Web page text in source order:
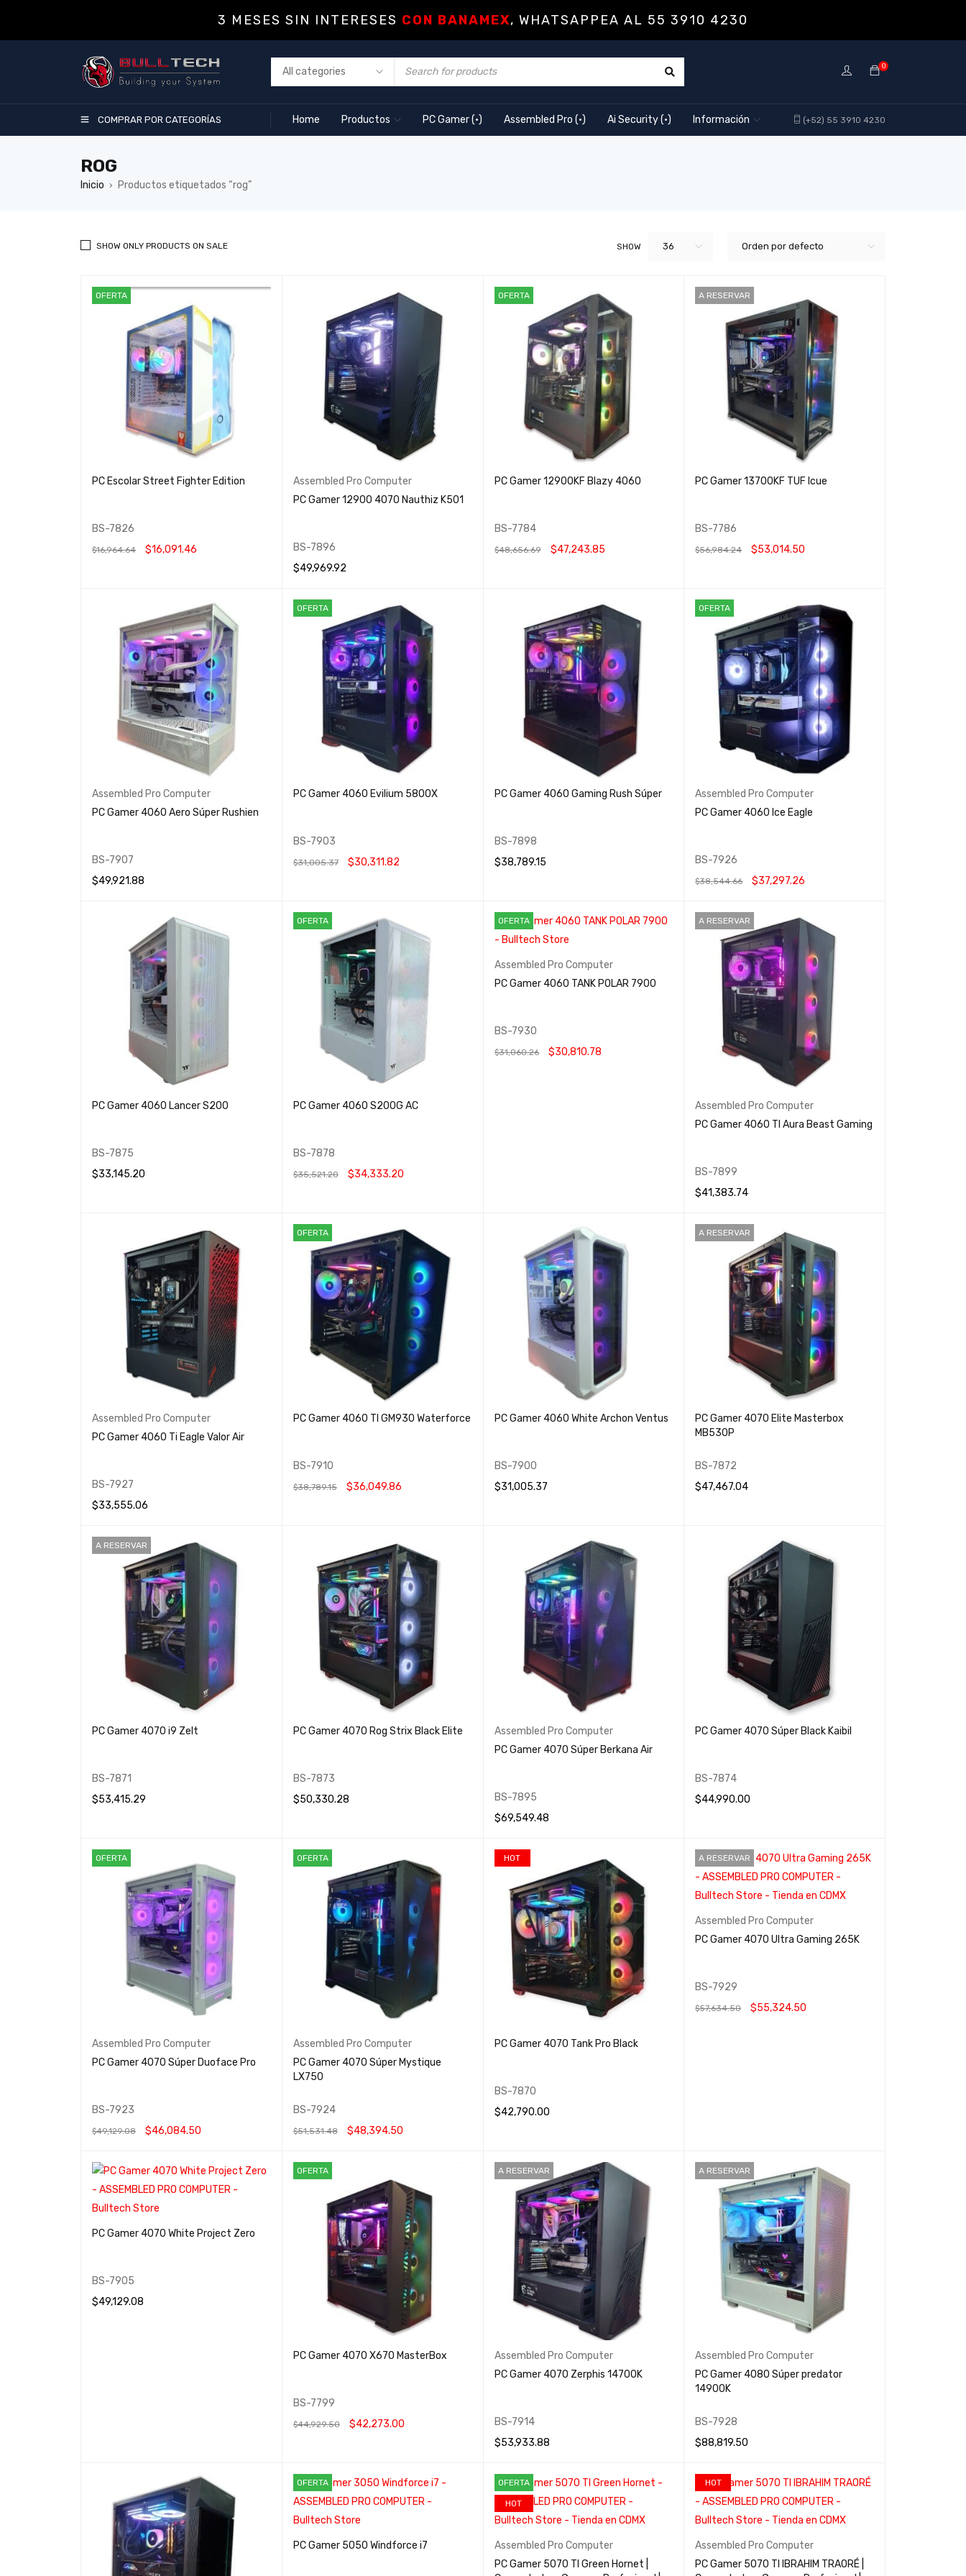
3 MESES SIN INTERESES CON BANAMEX, WHATSAPPEA AL 55 3910 4230
0
COMPRAR POR CATEGORÍAS Home Productos PC Gamer (·) Assembled Pro (·) Ai Security (·) Información (+52) 55 3910 4230
ROG
Inicio › Productos etiquetados “rog”
Orden por defecto
SHOW 36
SHOW ONLY PRODUCTS ON SALE
OFERTA
PC Escolar Street Fighter Edition
BS-7826
$16,964.64 $16,091.46
Assembled Pro Computer
PC Gamer 12900 4070 Nauthiz K501
BS-7896
$49,969.92
OFERTA
PC Gamer 12900KF Blazy 4060
BS-7784
$48,656.69 $47,243.85
A RESERVAR
PC Gamer 13700KF TUF Icue
BS-7786
$56,984.24 $53,014.50
Assembled Pro Computer
PC Gamer 4060 Aero Súper Rushien
BS-7907
$49,921.88
OFERTA
PC Gamer 4060 Evilium 5800X
BS-7903
$31,005.37 $30,311.82
PC Gamer 4060 Gaming Rush Súper
BS-7898
$38,789.15
OFERTA
Assembled Pro Computer
PC Gamer 4060 Ice Eagle
BS-7926
$38,544.66 $37,297.26
PC Gamer 4060 Lancer S200
BS-7875
$33,145.20
OFERTA
PC Gamer 4060 S200G AC
BS-7878
$35,521.20 $34,333.20
OFERTA
Assembled Pro Computer
PC Gamer 4060 TANK POLAR 7900
BS-7930
$31,060.26 $30,810.78
A RESERVAR
Assembled Pro Computer
PC Gamer 4060 TI Aura Beast Gaming
BS-7899
$41,383.74
Assembled Pro Computer
PC Gamer 4060 Ti Eagle Valor Air
BS-7927
$33,555.06
OFERTA
PC Gamer 4060 TI GM930 Waterforce
BS-7910
$38,789.15 $36,049.86
PC Gamer 4060 White Archon Ventus
BS-7900
$31,005.37
A RESERVAR
PC Gamer 4070 Elite Masterbox
MB530P
BS-7872
$47,467.04
A RESERVAR
PC Gamer 4070 i9 Zelt
BS-7871
$53,415.29
PC Gamer 4070 Rog Strix Black Elite
BS-7873
$50,330.28
Assembled Pro Computer
PC Gamer 4070 Súper Berkana Air
BS-7895
$69,549.48
PC Gamer 4070 Súper Black Kaibil
BS-7874
$44,990.00
OFERTA
Assembled Pro Computer
PC Gamer 4070 Súper Duoface Pro
BS-7923
$49,129.08 $46,084.50
OFERTA
Assembled Pro Computer
PC Gamer 4070 Súper Mystique
LX750
BS-7924
$51,531.48 $48,394.50
HOT
PC Gamer 4070 Tank Pro Black
BS-7870
$42,790.00
A RESERVAR
Assembled Pro Computer
PC Gamer 4070 Ultra Gaming 265K
BS-7929
$57,634.50 $55,324.50
PC Gamer 4070 White Project Zero
BS-7905
$49,129.08
OFERTA
PC Gamer 4070 X670 MasterBox
BS-7799
$44,929.50 $42,273.00
A RESERVAR
Assembled Pro Computer
PC Gamer 4070 Zerphis 14700K
BS-7914
$53,933.88
A RESERVAR
Assembled Pro Computer
PC Gamer 4080 Súper predator
14900K
BS-7928
$88,819.50
OFERTA
PC Gamer 5050 Windforce i7
OFERTA
HOT
Assembled Pro Computer
PC Gamer 5070 TI Green Hornet |
HOT
Assembled Pro Computer
PC Gamer 5070 TI IBRAHIM TRAORÉ |